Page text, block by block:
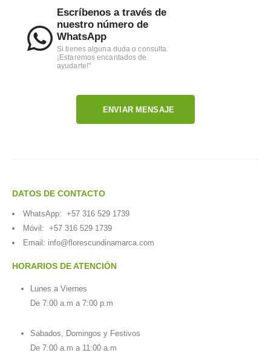
Escríbenos a través de
nuestro número de
WhatsApp
Si tienes alguna duda o consulta.
¡Estaremos encantados de
ayudarte!"
ENVIAR MENSAJE
DATOS DE CONTACTO
WhatsApp: +57 316 529 1739
Móvil: +57 316 529 1739
Email: info@florescundinamarca.com
HORARIOS DE ATENCIÓN
Lunes a Viernes
De 7:00 a.m a 7:00 p.m
Sabados, Domingos y Festivos
De 7:00 a.m a 11:00 a.m